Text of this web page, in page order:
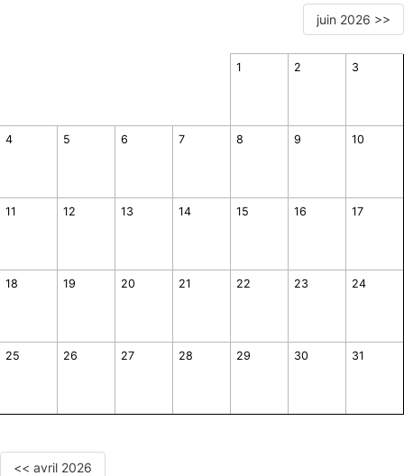
juin 2026 >>
1 2 3
4 5 6 7 8 9 10
11 12 13 14 15 16 17
18 19 20 21 22 23 24
25 26 27 28 29 30 31
<< avril 2026